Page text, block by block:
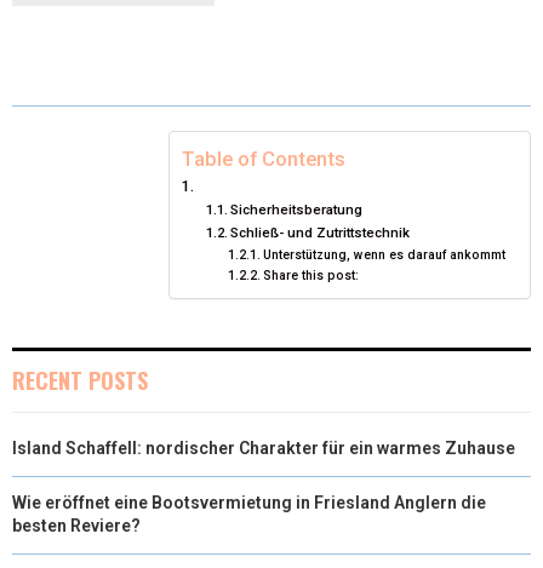
T O
O
K
R
E
T
D
Table of Contents
Sicherheitsberatung
Schließ- und Zutrittstechnik
Unterstützung, wenn es darauf ankommt
Share this post:
RECENT POSTS
Island Schaffell: nordischer Charakter für ein warmes Zuhause
Wie eröffnet eine Bootsvermietung in Friesland Anglern die
besten Reviere?